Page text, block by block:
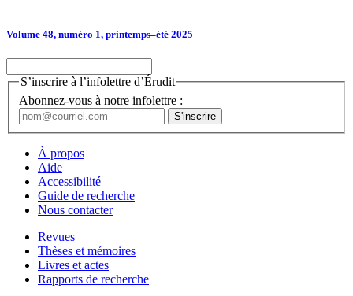
Volume 48, numéro 1, printemps–été 2025
S’inscrire à l’infolettre d’Érudit
Abonnez-vous à notre infolettre :
À propos
Aide
Accessibilité
Guide de recherche
Nous contacter
Revues
Thèses et mémoires
Livres et actes
Rapports de recherche